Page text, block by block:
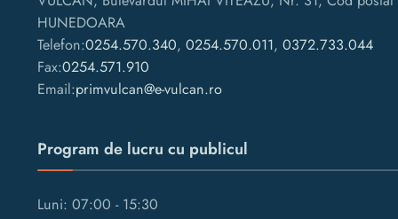
HUNEDOARA
Telefon:0254.570.340, 0254.570.011, 0372.733.044
Fax:0254.571.910
Email:primvulcan@e-vulcan.ro
Program de lucru cu publicul
Luni: 07:00 - 15:30